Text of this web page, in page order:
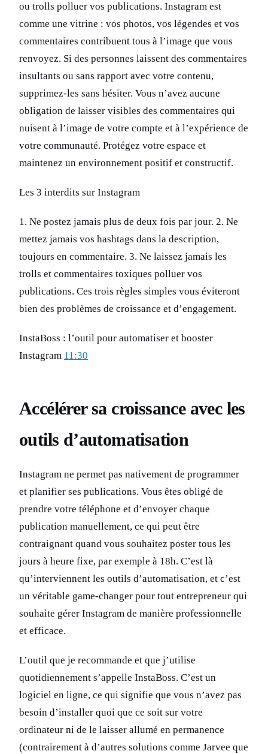
ou trolls polluer vos publications. Instagram est
comme une vitrine : vos photos, vos légendes et vos
commentaires contribuent tous à l’image que vous
renvoyez. Si des personnes laissent des commentaires
insultants ou sans rapport avec votre contenu,
supprimez-les sans hésiter. Vous n’avez aucune
obligation de laisser visibles des commentaires qui
nuisent à l’image de votre compte et à l’expérience de
votre communauté. Protégez votre espace et
maintenez un environnement positif et constructif.
Les 3 interdits sur Instagram
1. Ne postez jamais plus de deux fois par jour. 2. Ne
mettez jamais vos hashtags dans la description,
toujours en commentaire. 3. Ne laissez jamais les
trolls et commentaires toxiques polluer vos
publications. Ces trois règles simples vous éviteront
bien des problèmes de croissance et d’engagement.
InstaBoss : l’outil pour automatiser et booster
Instagram 11:30
Accélérer sa croissance avec les
outils d’automatisation
Instagram ne permet pas nativement de programmer
et planifier ses publications. Vous êtes obligé de
prendre votre téléphone et d’envoyer chaque
publication manuellement, ce qui peut être
contraignant quand vous souhaitez poster tous les
jours à heure fixe, par exemple à 18h. C’est là
qu’interviennent les outils d’automatisation, et c’est
un véritable game-changer pour tout entrepreneur qui
souhaite gérer Instagram de manière professionnelle
et efficace.
L’outil que je recommande et que j’utilise
quotidiennement s’appelle InstaBoss. C’est un
logiciel en ligne, ce qui signifie que vous n’avez pas
besoin d’installer quoi que ce soit sur votre
ordinateur ni de le laisser allumé en permanence
(contrairement à d’autres solutions comme Jarvee que